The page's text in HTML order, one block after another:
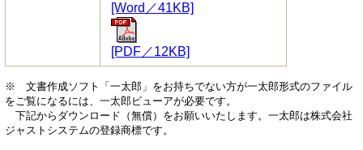
[Word／41KB]
[PDF／12KB]
※ 文書作成ソフト「一太郎」をお持ちでない方が一太郎形式のファイル
をご覧になるには、一太郎ビューアが必要です。
下記からダウンロード（無償）をお願いいたします。一太郎は株式会社
ジャストシステムの登録商標です。